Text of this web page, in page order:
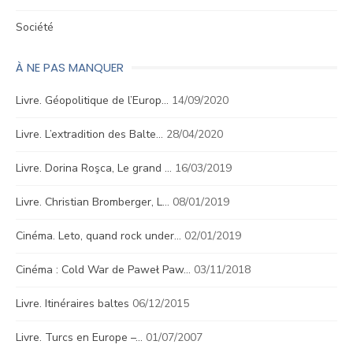
Société
À NE PAS MANQUER
Livre. Géopolitique de l’Europ… 14/09/2020
Livre. L’extradition des Balte… 28/04/2020
Livre. Dorina Roşca, Le grand … 16/03/2019
Livre. Christian Bromberger, L… 08/01/2019
Cinéma. Leto, quand rock under… 02/01/2019
Cinéma : Cold War de Paweł Paw… 03/11/2018
Livre. Itinéraires baltes 06/12/2015
Livre. Turcs en Europe –… 01/07/2007